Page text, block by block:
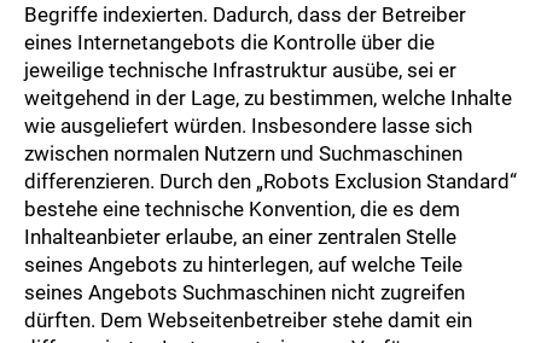
Begriffe indexierten. Dadurch, dass der Betreiber
eines Internetangebots die Kontrolle über die
jeweilige technische Infrastruktur ausübe, sei er
weitgehend in der Lage, zu bestimmen, welche Inhalte
wie ausgeliefert würden. Insbesondere lasse sich
zwischen normalen Nutzern und Suchmaschinen
differenzieren. Durch den „Robots Exclusion Standard“
bestehe eine technische Konvention, die es dem
Inhalteanbieter erlaube, an einer zentralen Stelle
seines Angebots zu hinterlegen, auf welche Teile
seines Angebots Suchmaschinen nicht zugreifen
dürften. Dem Webseitenbetreiber stehe damit ein